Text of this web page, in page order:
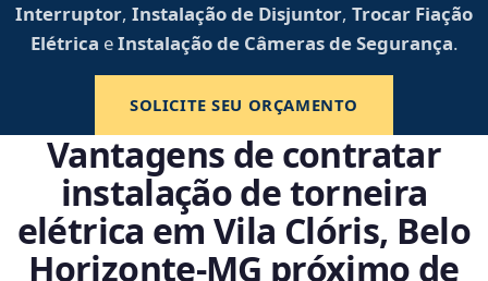
Interruptor, Instalação de Disjuntor, Trocar Fiação
Elétrica eInstalação de Câmeras de Segurança.
SOLICITE SEU ORÇAMENTO
Vantagens de contratar
instalação de torneira
elétrica em Vila Clóris, Belo
Horizonte‑MG próximo de